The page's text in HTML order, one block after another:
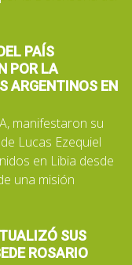
PAÍS
POR LA
ARGENTINOS EN
manifestaron su
Lucas Ezequiel
en Libia desde
una misión
SUS
ROSARIO